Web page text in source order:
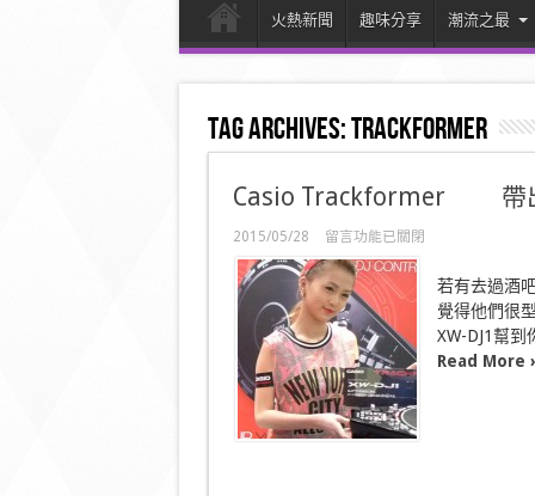
火熱新聞 趣味分享 潮流之最
Tag Archives:Trackformer
Casio Trackformer 帶
2015/05/28
在
〈Casio
Trackformer
帶
出
街
的
捽
碟
機〉
留言功能已關閉
若有去過酒
覺得他們很
XW-DJ1幫
Read More